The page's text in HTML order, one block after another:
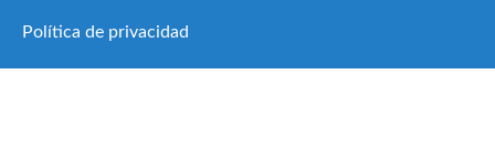
Política de privacidad